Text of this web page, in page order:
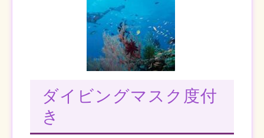
ダイビングマスク度付
き